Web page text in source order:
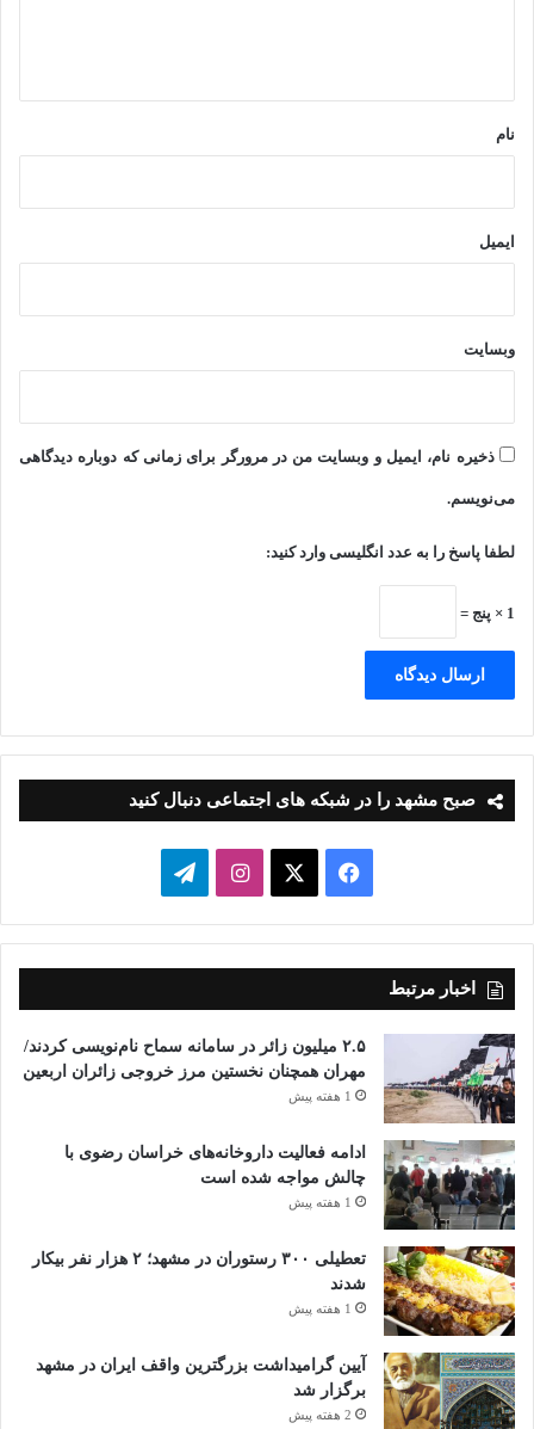
نام
ایمیل
وبسایت
ذخیره نام، ایمیل و وبسایت من در مرورگر برای زمانی که دوباره دیدگاهی
می‌نویسم.
لطفا پاسخ را به عدد انگلیسی وارد کنید:
1 × پنج =
صبح مشهد را در شبکه های اجتماعی دنبال کنید
فیسبوک ایکساینستاگرامتلگرام
اخبار مرتبط
۲.۵ میلیون زائر در سامانه سماح نام‌نویسی کردند/
مهران همچنان نخستین مرز خروجی زائران اربعین
1 هفته پیش
ادامه فعالیت داروخانه‌های خراسان رضوی با
چالش مواجه شده است
1 هفته پیش
تعطیلی ۳۰۰ رستوران در مشهد؛ ۲ هزار نفر بیکار
شدند
1 هفته پیش
آیین گرامیداشت بزرگترین واقف ایران در مشهد
برگزار شد
2 هفته پیش